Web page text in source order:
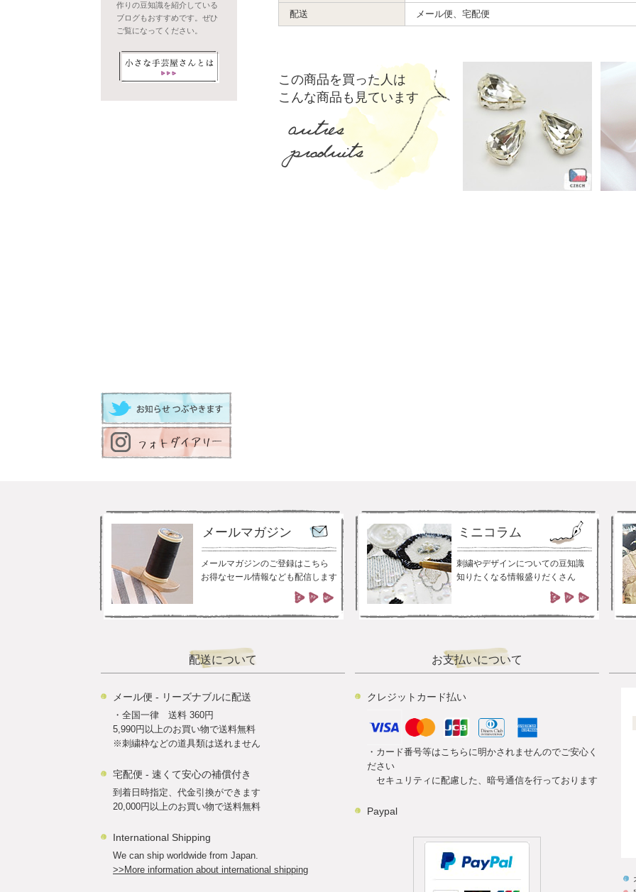
配送 メール便、宅配便
この商品を買った人は
こんな商品も見ています
作りの豆知識を紹介している
ブログもおすすめです。ぜひ
ご覧になってください。
メールマガジン
メールマガジンのご登録はこちら
お得なセール情報なども配信します
ミニコラム
刺繍やデザインについての豆知識
知りたくなる情報盛りだくさん
配送について
メール便 - リーズナブルに配送
・全国一律 送料 360円
5,990円以上のお買い物で送料無料
※刺繍枠などの道具類は送れません
宅配便 - 速くて安心の補償付き
到着日時指定、代金引換ができます
20,000円以上のお買い物で送料無料
International Shipping
We can ship worldwide from Japan.
>>More information about international shipping
お支払いについて
クレジットカード払い
・カード番号等はこちらに明かされませんのでご安心く
ださい
セキュリティに配慮した、暗号通信を行っております
Paypal